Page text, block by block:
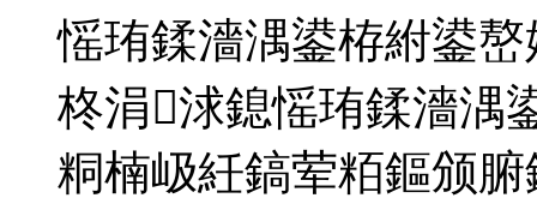
愮珛鍒濇湡鍙栫紨鍙
柊涓浗鎴愮珛鍒濇湡
粡楠岋紝鎬荤粨鏂颁